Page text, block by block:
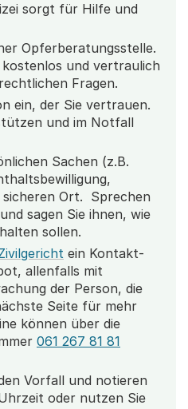
sorgt für Hilfe und
Opferberatungsstelle.
und vertraulich
Fragen.
ein, der Sie vertrauen.
und im Notfall
Sachen (z.B.
Ort. Sprechen
sagen Sie ihnen, wie
sollen.
ein Kontakt-
allenfalls mit
der Person, die
Seite für mehr
können über die
061 267 81 81
Vorfall und notieren
oder nutzen Sie